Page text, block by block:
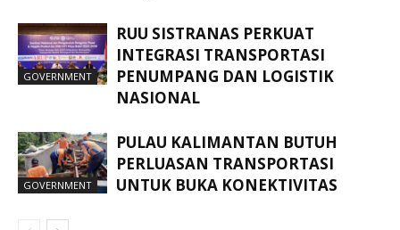
GOVERNMENT
RUU SISTRANAS PERKUAT
INTEGRASI TRANSPORTASI
PENUMPANG DAN LOGISTIK
NASIONAL
GOVERNMENT
PULAU KALIMANTAN BUTUH
PERLUASAN TRANSPORTASI
UNTUK BUKA KONEKTIVITAS